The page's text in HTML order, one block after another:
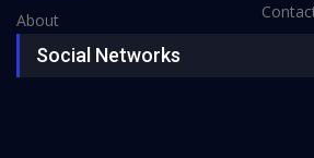
About
Social Networks